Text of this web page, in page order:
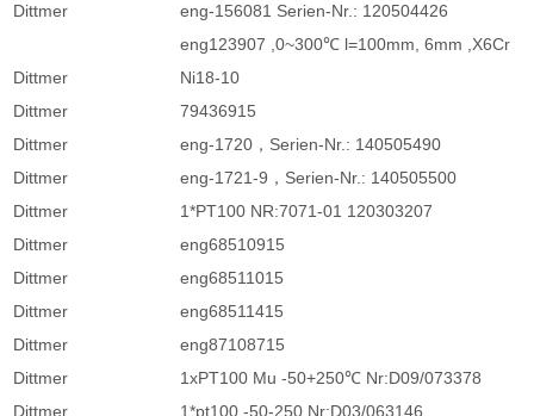
Dittmer
eng-156081 Serien-Nr.: 120504426
Dittmer
eng123907 ,0~300℃ l=100mm, 6mm ,X6Cr
Ni18-10
Dittmer
79436915
Dittmer
eng-1720，Serien-Nr.: 140505490
Dittmer
eng-1721-9，Serien-Nr.: 140505500
Dittmer
1*PT100 NR:7071-01 120303207
Dittmer
eng68510915
Dittmer
eng68511015
Dittmer
eng68511415
Dittmer
eng87108715
Dittmer
1xPT100 Mu -50+250℃ Nr:D09/073378
Dittmer
1*pt100 -50-250 Nr:D03/063146